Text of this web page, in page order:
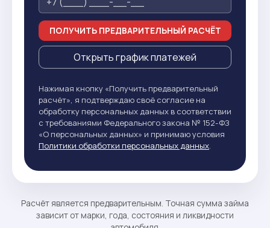
ПОЛУЧИТЬ ПРЕДВАРИТЕЛЬНЫЙ РАСЧЁТ
Открыть график платежей
Нажимая кнопку «Получить предварительный
расчёт», я подтверждаю своё согласие на
обработку персональных данных в соответствии
с требованиями Федерального закона № 152-ФЗ
«О персональных данных» и принимаю условия
Политики обработки персональных данных.
Расчёт является предварительным. Точная сумма займа
зависит от марки, года, состояния и ликвидности